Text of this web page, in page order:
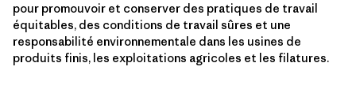
pour promouvoir et conserver des pratiques de travail
équitables, des conditions de travail sûres et une
responsabilité environnementale dans les usines de
produits finis, les exploitations agricoles et les filatures.